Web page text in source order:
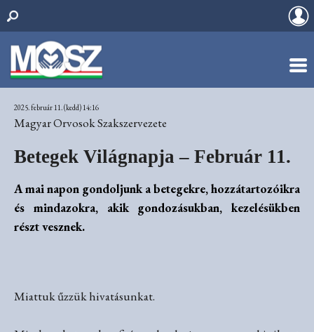
2025. február 11. (kedd) 14:16
Magyar Orvosok Szakszervezete
Betegek Világnapja – Február 11.
A mai napon gondoljunk a betegekre, hozzátartozóikra
és mindazokra, akik gondozásukban, kezelésükben
részt vesznek.
Miattuk űzzük hivatásunkat.